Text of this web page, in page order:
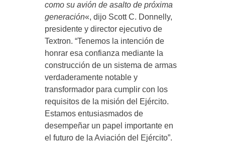
como su avión de asalto de próxima
generación«, dijo Scott C. Donnelly,
presidente y director ejecutivo de
Textron. “Tenemos la intención de
honrar esa confianza mediante la
construcción de un sistema de armas
verdaderamente notable y
transformador para cumplir con los
requisitos de la misión del Ejército.
Estamos entusiasmados de
desempeñar un papel importante en
el futuro de la Aviación del Ejército”.